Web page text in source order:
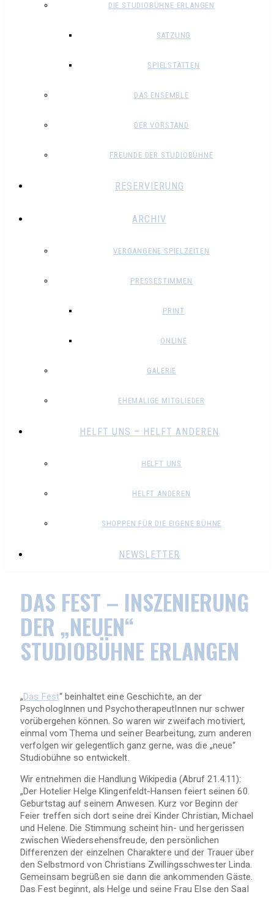
DIE STUDIOBÜHNE ERLANGEN
SATZUNG
SPIELSTÄTTEN
DAS ENSEMBLE
DER VORSTAND
FREUNDE DER STUDIOBÜHNE
RESERVIERUNG
ARCHIV
VERGANGENE SPIELZEITEN
PRESSESTIMMEN
PRINT
ONLINE
GALERIE
EHEMALIGE MITGLIEDER
HELFT UNS – HELFT ANDEREN
HELFT UNS
HELFT ANDEREN
SHOPPEN FÜR DIE EIGENE BÜHNE
NEWSLETTER
DAS FEST – INSZENIERUNG
DER „NEUEN“
STUDIOBÜHNE ERLANGEN
„Das Fest“ beinhaltet eine Geschichte, an der
PsychologInnen und PsychotherapeutInnen nur schwer
vorübergehen können. So waren wir zweifach motiviert,
einmal vom Thema und seiner Bearbeitung, zum anderen
verfolgen wir gelegentlich ganz gerne, was die „neue“
Studiobühne so entwickelt.
Wir entnehmen die Handlung Wikipedia (Abruf 21.4.11):
„Der Hotelier Helge Klingenfeldt-Hansen feiert seinen 60.
Geburtstag auf seinem Anwesen. Kurz vor Beginn der
Feier treffen sich dort seine drei Kinder Christian, Michael
und Helene. Die Stimmung scheint hin- und hergerissen
zwischen Wiedersehensfreude, den persönlichen
Differenzen der einzelnen Charaktere und der Trauer über
den Selbstmord von Christians Zwillingsschwester Linda.
Gemeinsam begrüßen sie dann die ankommenden Gäste.
Das Fest beginnt, als Helge und seine Frau Else den Saal